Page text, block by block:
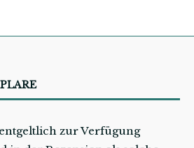
zur Verfügung